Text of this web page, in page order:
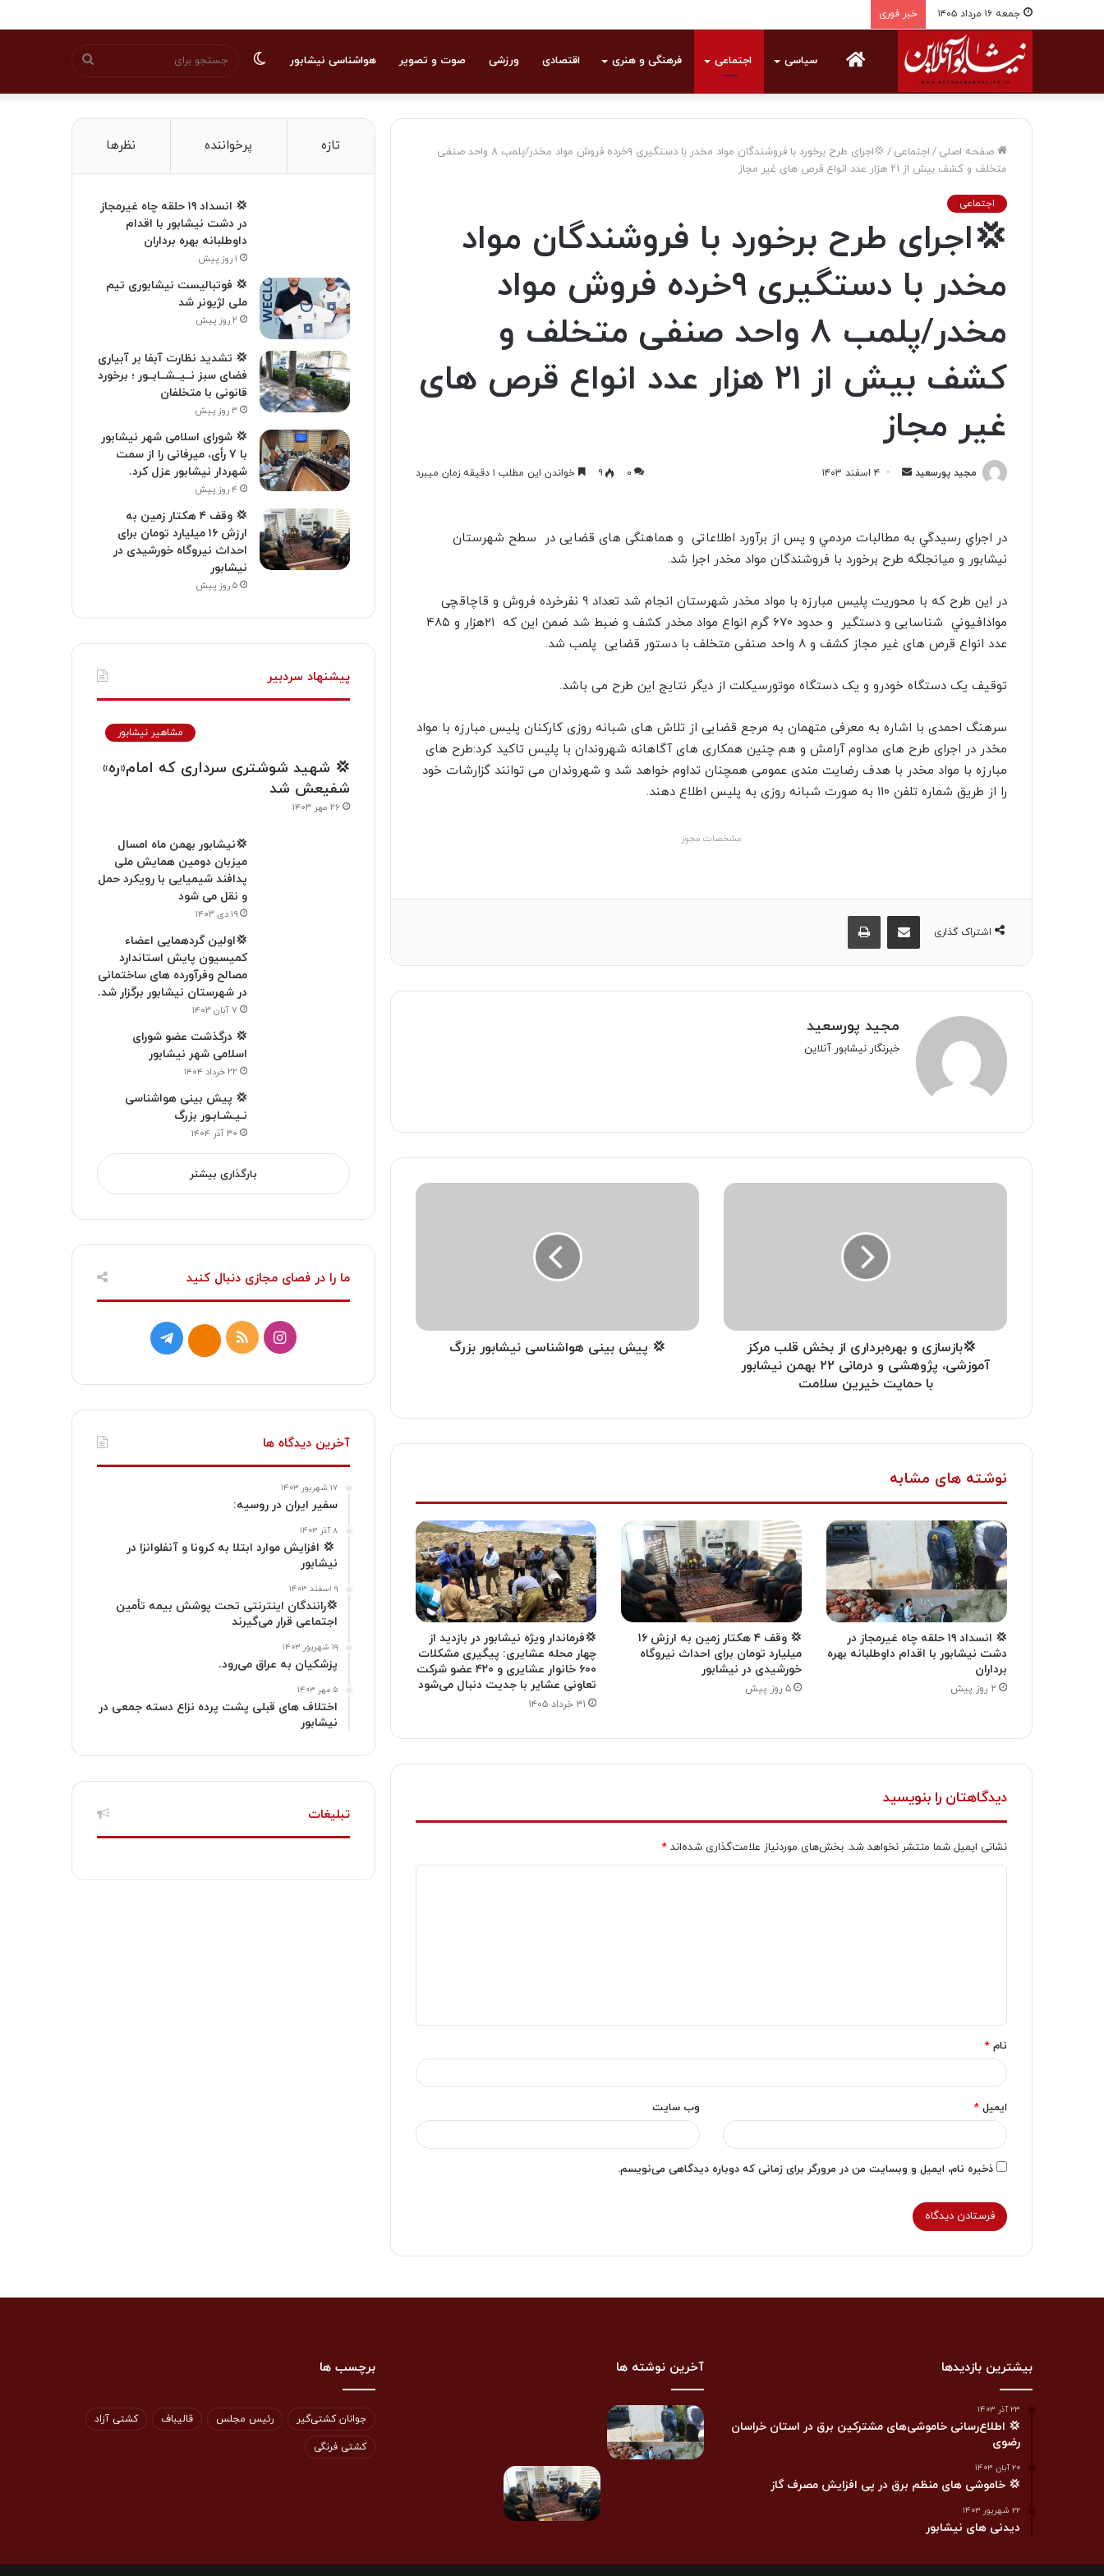
جمعه ۱۶ مرداد ۱۴۰۵ خبر فوری
سیاسی اجتماعی فرهنگی و هنری اقتصادی ورزشی صوت و تصویر هواشناسی نیشابور
برای
تغییر
صفحه اصلی / اجتماعی /
💢اجرای طرح برخورد با فروشندگان مواد مخدر با دستگیری ۹خرده فروش مواد مخدر/پلمب ۸ واحد صنفی
متخلف و کشف بیش از ۲۱ هزار عدد انواع قرص های غیر مجاز
اجتماعی
💢اجرای طرح برخورد با فروشندگان مواد
مخدر با دستگیری ۹خرده فروش مواد
مخدر/پلمب ۸ واحد صنفی متخلف و
کشف بیش از ۲۱ هزار عدد انواع قرص های
غیر مجاز
مجید پورسعید
ل
ی
م
ل
۴ اسفند ۱۴۰۳ ۰ ۹ خواندن این مطلب ۱ دقیقه زمان میبرد
در اجراي رسيدگي به مطالبات مردمي و پس از برآورد اطلاعاتی و هماهنگی های قضایی در سطح شهرستان
نیشابور و میانجلگه طرح برخورد با فروشندگان مواد مخدر اجرا شد.
در این طرح که با محوریت پلیس مبارزه با مواد مخدر شهرستان انجام شد تعداد ۹ نفرخرده فروش و قاچاقچی
موادافيوني شناسایی و دستگير و حدود ۶۷۰ گرم انواع مواد مخدر کشف و ضبط شد ضمن این که ۲۱هزار و ۴۸۵
عدد انواع قرص های غیر مجاز کشف و ۸ واحد صنفی متخلف با دستور قضایی پلمب شد.
توقیف یک دستگاه خودرو و یک دستگاه موتورسیکلت از دیگر نتایج این طرح می باشد.
سرهنگ احمدی با اشاره به معرفی متهمان به مرجع قضایی از تلاش های شبانه روزی کارکنان پلیس مبارزه با مواد
مخدر در اجرای طرح های مداوم آرامش و هم چنین همکاری های آگاهانه شهروندان با پلیس تاکید کرد:طرح های
مبارزه با مواد مخدر با هدف رضایت مندی عمومی همچنان تداوم خواهد شد و شهروندان می توانند گزارشات خود
را از طریق شماره تلفن ۱۱۰ به صورت شبانه روزی به پلیس اطلاع دهند.
مشخصات مجوز
اشتراک گذاری
مجید پورسعید
خبرنگار نیشابور آنلاین
‍ ‍ 💢بازسازی و بهره‌برداری از بخش قلب مرکز
آموزشی، پژوهشی و درمانی ۲۲ بهمن نیشابور
با حمایت خیرین سلامت
💢 پیش بینی هواشناسی نیشابور بزرگ
نوشته های مشابه
💢 انسداد ۱۹ حلقه چاه غیرمجاز در
دشت نیشابور با اقدام داوطلبانه بهره
برداران
۲ روز پیش
💢 وقف ۴ هکتار زمین به ارزش ۱۶
میلیارد تومان برای احداث نیروگاه
خورشیدی در نیشابور
۵ روز پیش
💢فرماندار ویژه نیشابور در بازدید از
چهار محله عشایری: پیگیری مشکلات
۶۰۰ خانوار عشایری و ۴۲۰ عضو شرکت
تعاونی عشایر با جدیت دنبال می‌شود
۳۱ خرداد ۱۴۰۵
دیدگاهتان را بنویسید
نشانی ایمیل شما منتشر نخواهد شد. بخش‌های موردنیاز علامت‌گذاری شده‌اند *
*
نام *
ایمیل * وب‌ سایت
ذخیره نام، ایمیل و وبسایت من در مرورگر برای زمانی که دوباره دیدگاهی می‌نویسم.
تازه پرخواننده نظرها
💢 انسداد ۱۹ حلقه چاه غیرمجاز
در دشت نیشابور با اقدام
داوطلبانه بهره برداران
۱ روز پیش
💢 فوتبالیست نیشابوری تیم
ملی لژیونر شد
۲ روز پیش
💢 تشدید نظارت آبفا بر آبیاری
فضای سبز نــیــشــابــور ؛ برخورد
قانونی با متخلفان
۳ روز پیش
💢 شورای اسلامی شهر نیشابور
با ۷ رأی، میرفانی را از سمت
شهردار نیشابور عزل کرد.
۴ روز پیش
💢 وقف ۴ هکتار زمین به
ارزش ۱۶ میلیارد تومان برای
احداث نیروگاه خورشیدی در
نیشابور
۵ روز پیش
پیشنهاد سردبیر
مشاهیر نیشابور
💢 شهید شوشتری سرداری که امام«ره»
شفیعش شد
۲۶ مهر ۱۴۰۳
💢نیشابور بهمن ماه امسال
میزبان دومین همایش ملی
پدافند شیمیایی با رویکرد حمل
و نقل می شود
۱۹ دی ۱۴۰۳
💢اولین گردهمایی اعضاء
کميسیون پایش استاندارد
مصالح وفرآورده های ساختمانی
در شهرستان نیشابور برگزار شد.
۷ آبان ۱۴۰۳
💢 درگذشت عضو شورای
اسلامی شهر نیشابور
۲۲ خرداد ۱۴۰۴
💢 پیش بینی هواشناسی
نـیـشـابـور بزرگ
۳۰ آذر ۱۴۰۴
بارگذاری بیشتر
ما را در فصای مجازی دنبال کنید
ا
س
ت
ا
م
خ
ک
ت
ا
آخرین دیدگاه ها
۱۷ شهریور ۱۴۰۳
سفیر ایران در روسیه:
۸ آذر ۱۴۰۳
‍ 💢 افزایش موارد ابتلا به کرونا و آنفلوانزا در
نیشابور
۹ اسفند ۱۴۰۳
💢رانندگان اینترنتی تحت پوشش بیمه تأمین
اجتماعی قرار می‌گیرند
۱۹ شهریور ۱۴۰۳
پزشکیان به عراق می‌رود.
۵ مهر ۱۴۰۳
اختلاف های قبلی پشت پرده نزاع دسته جمعی در
نیشابور
تبلیغات
بیشترین بازدیدها
۲۳ آذر ۱۴۰۳
💢 اطلاع‌رسانی خاموشی‌های مشترکین برق در استان خراسان
رضوی
۲۰ آبان ۱۴۰۳
💢 خاموشی های منظم برق در پی افزایش مصرف گاز
۲۲ شهریور ۱۴۰۳
دیدنی های نیشابور
آخرین نوشته ها برچسب ها
جوانان کشتی‌گیر رئیس مجلس قالیباف کشتی آزاد
کشتی فرنگی